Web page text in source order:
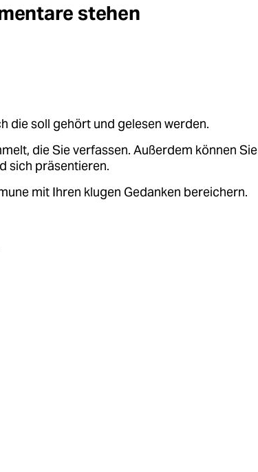
stehen
die soll gehört und gelesen werden.
die Sie verfassen. Außerdem können Sie
sich präsentieren.
mit Ihren klugen Gedanken bereichern.